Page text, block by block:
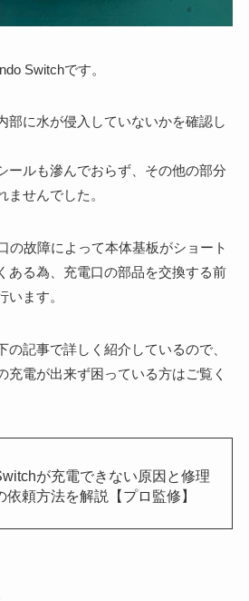
Switchです。
部に水が侵入していないかを確認し
ールも滲んでおらず、その他の部分
ませんでした。
の故障によって本体基板がショート
ある為、充電口の部品を交換する前
います。
の記事で詳しく紹介しているので、
充電が出来ず困っている方はご覧く
が充電できない原因と修理
依頼方法を解説【プロ監修】